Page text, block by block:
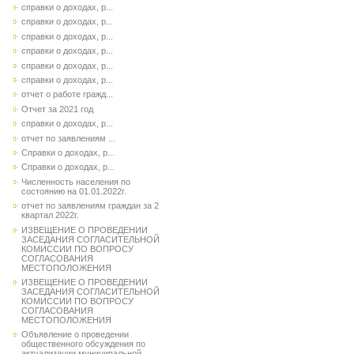
справки о доходах, р...
справки о доходах, р...
справки о доходах, р...
справки о доходах, р...
справки о доходах, р...
справки о доходах, р...
отчет о работе гражд...
Отчет за 2021 год
справки о доходах, р...
отчет по заявлениям ...
Справки о доходах, р...
Справки о доходах, р...
Численность населения по
состоянию на 01.01.2022г.
отчет по заявлениям граждан за 2
квартал 2022г.
ИЗВЕЩЕНИЕ О ПРОВЕДЕНИИ
ЗАСЕДАНИЯ СОГЛАСИТЕЛЬНОЙ
КОМИССИИ ПО ВОПРОСУ
СОГЛАСОВАНИЯ
МЕСТОПОЛОЖЕНИЯ
ИЗВЕЩЕНИЕ О ПРОВЕДЕНИИ
ЗАСЕДАНИЯ СОГЛАСИТЕЛЬНОЙ
КОМИССИИ ПО ВОПРОСУ
СОГЛАСОВАНИЯ
МЕСТОПОЛОЖЕНИЯ
Объявление о проведении
общественного обсуждения по